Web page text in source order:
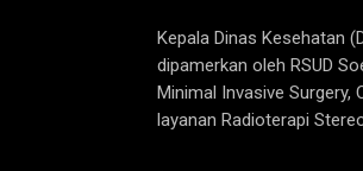
Kepala Dinas Kesehatan
dipamerkan oleh RSUD
Minimal Invasive Surgery,
layanan Radioterapi